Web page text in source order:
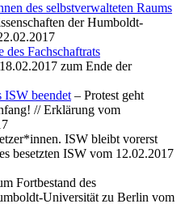
des selbstverwalteten Raums
der Humboldt-
des Fachschaftrats
zum Ende der
ISW beendet– Protest geht
// Erklärung vom
ISW bleibt vorerst
besetzten ISW vom 12.02.2017
Fortbestand des
Universität zu Berlin vom